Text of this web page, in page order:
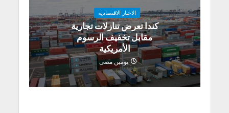
الاخبار الاقتصادية
كندا تعرض تنازلات تجارية
مقابل تخفيف الرسوم
الأمريكية
يومين مضى